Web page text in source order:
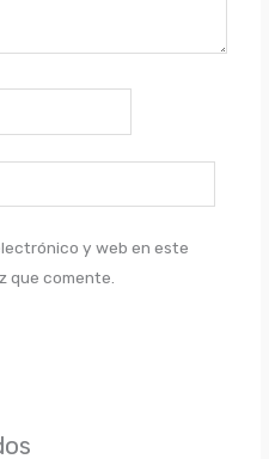
y web en este
que comente.